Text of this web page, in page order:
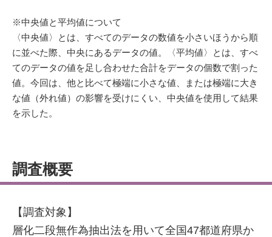
※中央値と平均値について
〈中央値〉とは、すべてのデータの数値を小さいほうから順
に並べた際、中央にあるデータの値。〈平均値〉とは、すべ
てのデータの値を足し合わせた合計をデータの個数で割った
値。今回は、他と比べて極端に小さな値、または極端に大き
な値（外れ値）の影響を受けにくい、中央値を使用して結果
を示した。
調査概要
【調査対象】
層化二段無作為抽出法を用いて全国47都道府県か